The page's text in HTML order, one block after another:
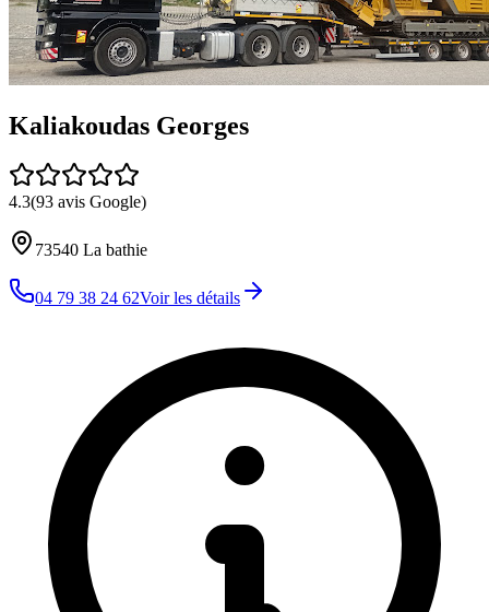
Kaliakoudas Georges
4.3(93 avis Google)
73540 La bathie
04 79 38 24 62Voir les détails